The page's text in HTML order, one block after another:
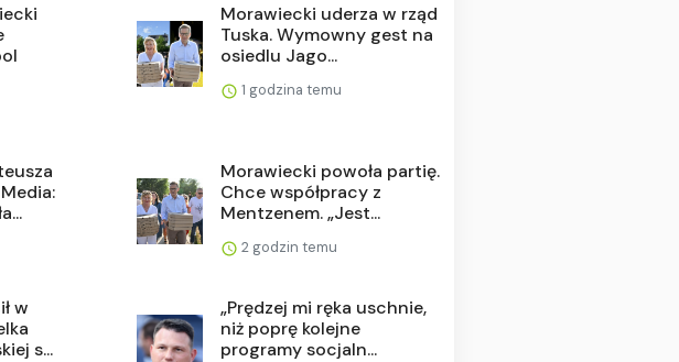
Morawiecki uderza w rząd
Tuska. Wymowny gest na
osiedlu Jago...
1 godzina temu
Morawiecki powoła partię.
Chce współpracy z
Mentzenem. „Jest...
2 godzin temu
w
s...
„Prędzej mi ręka uschnie,
niż poprę kolejne
programy socjaln...